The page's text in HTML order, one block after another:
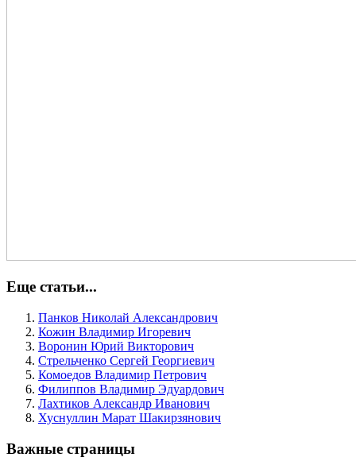
Еще статьи...
Панков Николай Александрович
Кожин Владимир Игоревич
Воронин Юрий Викторович
Стрельченко Сергей Георгиевич
Комоедов Владимир Петрович
Филиппов Владимир Эдуардович
Лахтиков Александр Иванович
Хуснуллин Марат Шакирзянович
Важные страницы